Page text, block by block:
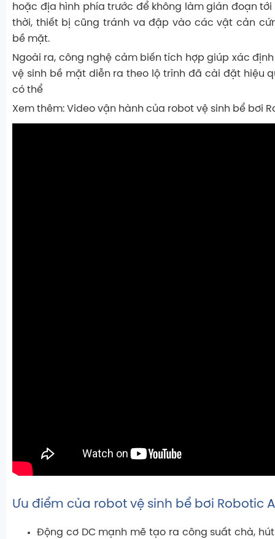
hoặc địa hình phía trước để không làm gián đoạn
thời, thiết bị cũng tránh va đập vào các vật cản
bề mặt.
Ngoài ra, công nghệ cảm biến tích hợp giúp xác
vệ sinh bề mặt diễn ra theo lộ trình đã cài đặt hiệu
có thể
Xem thêm: Video vận hành của robot vệ sinh bể bơi
Ưu điểm của robot vệ sinh bể bơi Robotic
Động cơ DC mạnh mẽ tạo ra công suất chà,